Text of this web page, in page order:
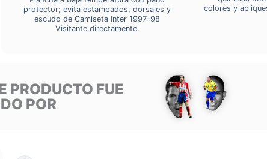
protector; evita estampados, dorsales y
escudo de Camiseta Inter 1997-98
Visitante directamente.
colores y
PRODUCTO FUE
POR